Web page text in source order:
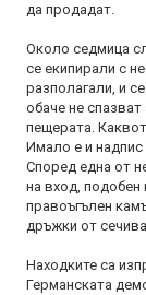
да продадат.
Около седмица
се екипирали с
разполагали, и
обаче не
пещерата.
Имало е и
Според една от
на вход, подобен
правоъгълен
дръжки от
Находките са
Германската